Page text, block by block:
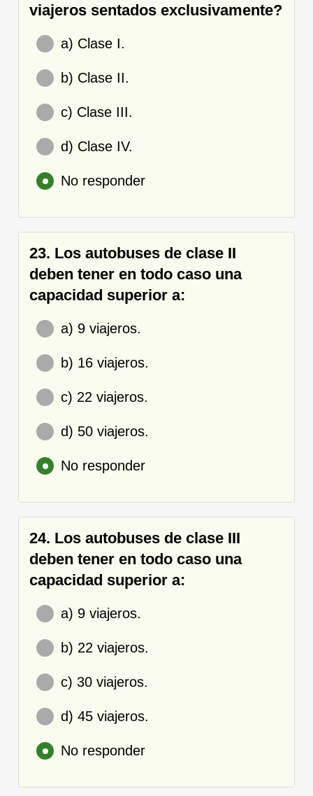
viajeros sentados exclusivamente?
a) Clase I.
b) Clase II.
c) Clase III.
d) Clase IV.
No responder
23. Los autobuses de clase II
deben tener en todo caso una
capacidad superior a:
a) 9 viajeros.
b) 16 viajeros.
c) 22 viajeros.
d) 50 viajeros.
No responder
24. Los autobuses de clase III
deben tener en todo caso una
capacidad superior a:
a) 9 viajeros.
b) 22 viajeros.
c) 30 viajeros.
d) 45 viajeros.
No responder